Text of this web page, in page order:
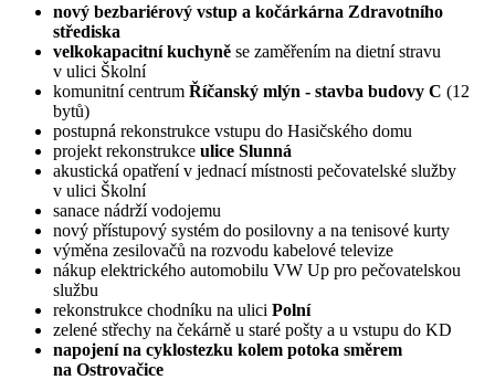
nový bezbariérový vstup a kočárkárna Zdravotního
střediska
velkokapacitní kuchyně se zaměřením na dietní stravu
v ulici Školní
komunitní centrum Říčanský mlýn - stavba budovy C (12
bytů)
postupná rekonstrukce vstupu do Hasičského domu
projekt rekonstrukce ulice Slunná
akustická opatření v jednací místnosti pečovatelské služby
v ulici Školní
sanace nádrží vodojemu
nový přístupový systém do posilovny a na tenisové kurty
výměna zesilovačů na rozvodu kabelové televize
nákup elektrického automobilu VW Up pro pečovatelskou
službu
rekonstrukce chodníku na ulici Polní
zelené střechy na čekárně u staré pošty a u vstupu do KD
napojení na cyklostezku kolem potoka směrem
na Ostrovačice